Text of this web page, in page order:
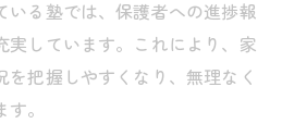
いる塾では、保護者への進捗報
実しています。これにより、家
把握しやすくなり、無理なく
。